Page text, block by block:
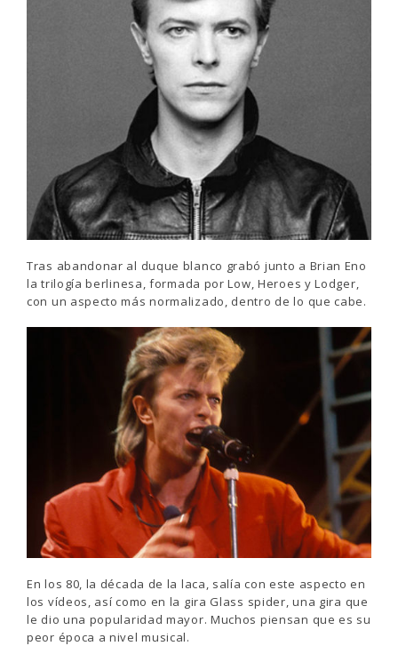
Tras abandonar al duque blanco grabó junto a Brian Eno
la trilogía berlinesa, formada por Low, Heroes y Lodger,
con un aspecto más normalizado, dentro de lo que cabe.
En los 80, la década de la laca, salía con este aspecto en
los vídeos, así como en la gira Glass spider, una gira que
le dio una popularidad mayor. Muchos piensan que es su
peor época a nivel musical.